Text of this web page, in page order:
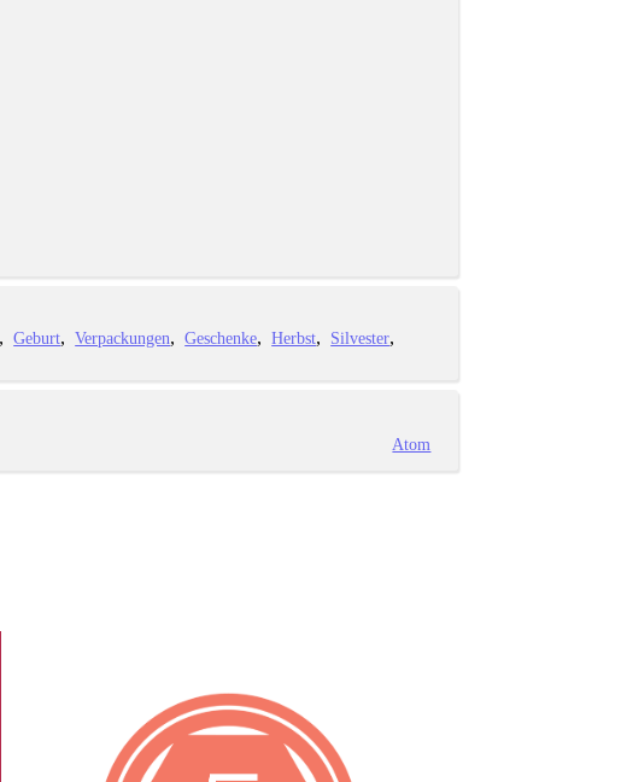
Geburt Verpackungen Geschenke Herbst
Silvester
Atom